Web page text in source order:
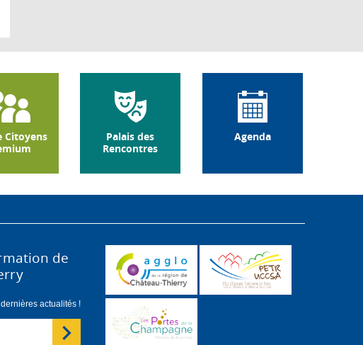
Citoyens
Palais des
Rencontres
Agenda
de
actualités !